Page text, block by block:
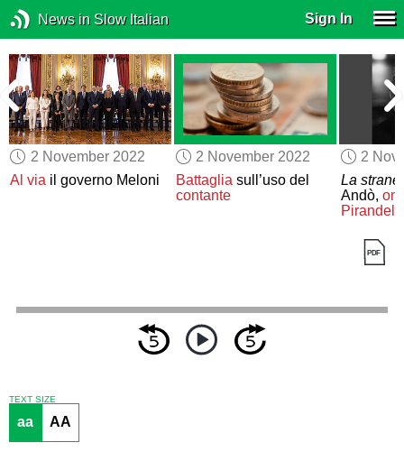
News in Slow Italian Sign In
2 November 2022
Al via il governo Meloni
2 November 2022
Battagliasull’uso del
contante
2
La
Andò,
TEXT SIZE
aa AA